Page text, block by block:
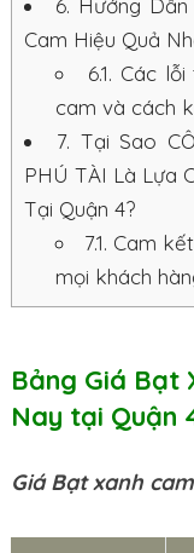
6. Hướng
Cam Hiệu Quả
6.1. Các
cam và cách
7. Tại Sao
PHÚ TÀI Là Lựa
Tại Quận 4?
7.1. Cam
mọi khách
Bảng Giá Bạt
Nay tại Quận
Giá Bạt xanh